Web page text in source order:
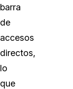
barra
de
accesos
directos,
lo
que